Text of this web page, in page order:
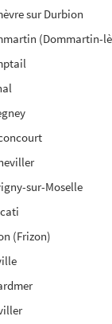
sur Durbion
(Dommartin-
sur-Moselle
(Frizon)